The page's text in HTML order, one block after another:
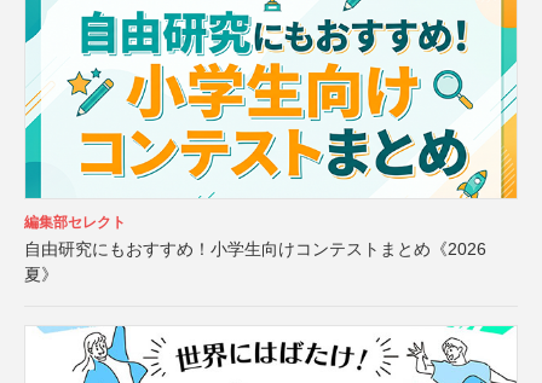
編集部セレクト
自由研究にもおすすめ！小学生向けコンテストまとめ《2026
夏》